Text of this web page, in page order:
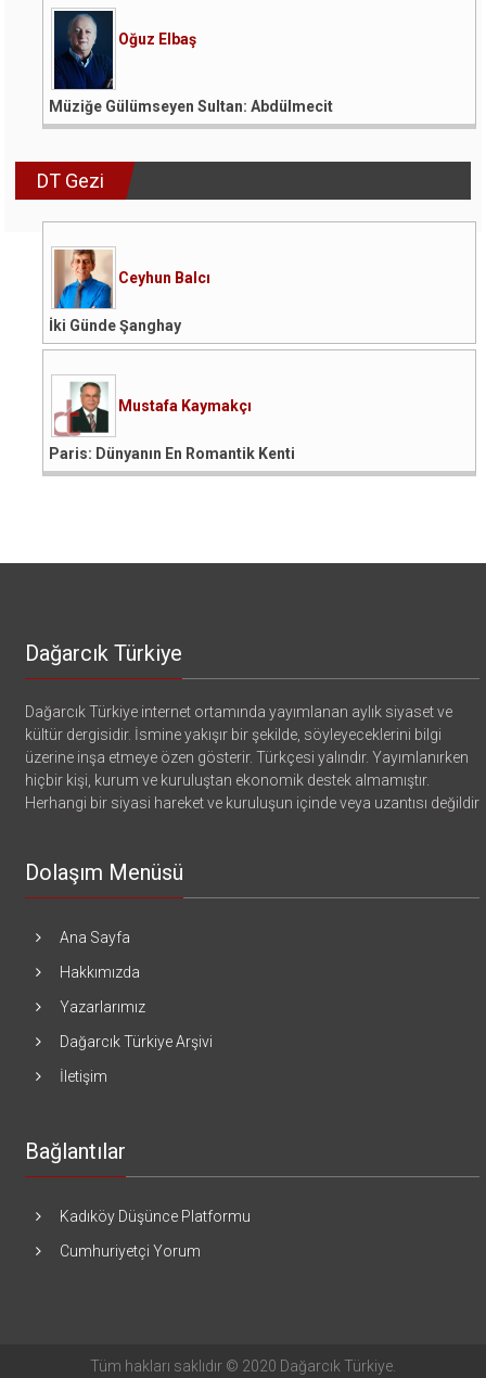
Oğuz Elbaş
Müziğe Gülümseyen Sultan: Abdülmecit
DT Gezi
Ceyhun Balcı
İki Günde Şanghay
Mustafa Kaymakçı
Paris: Dünyanın En Romantik Kenti
Dağarcık Türkiye
Dağarcık Türkiye internet ortamında yayımlanan aylık siyaset ve
kültür dergisidir. İsmine yakışır bir şekilde, söyleyeceklerini bilgi
üzerine inşa etmeye özen gösterir. Türkçesi yalındır. Yayımlanırken
hiçbir kişi, kurum ve kuruluştan ekonomik destek almamıştır.
Herhangi bir siyasi hareket ve kuruluşun içinde veya uzantısı değildir
Dolaşım Menüsü
Ana Sayfa
Hakkımızda
Yazarlarımız
Dağarcık Türkiye Arşivi
İletişim
Bağlantılar
Kadıköy Düşünce Platformu
Cumhuriyetçi Yorum
Tüm hakları saklıdır © 2020 Dağarcık Türkiye.